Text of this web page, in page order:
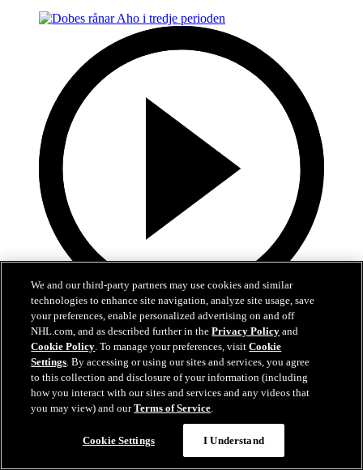
0:32
Dobes rånar Aho i tredje perioden
MTL-CAR, ECF, M3: Dobes rånar Aho i matchens tredje period
26 maj 2026
We and our third-party partners may use cookies and similar
technologies to enhance site navigation, analyze site usage, save
your preferences, enable personalized advertising on and off
NHL.com, and as described further in thePrivacy Policy and
Cookie Policy. To manage your preferences, visitCookie
Settings. By accessing or using our sites and services, you agree
to this collection and disclosure of your information (including
how you interact with our sites and services and any videos that
you may view) and ourTerms of Service.
Cookie Settings I Understand